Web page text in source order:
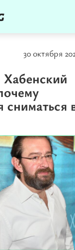
30 октября
сниматься